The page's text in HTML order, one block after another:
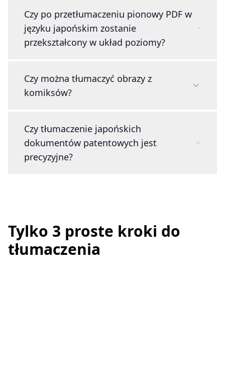
Czy po przetłumaczeniu pionowy PDF w
języku japońskim zostanie
przekształcony w układ poziomy?
Czy można tłumaczyć obrazy z
komiksów?
Czy tłumaczenie japońskich
dokumentów patentowych jest
precyzyjne?
Tylko 3 proste kroki do
tłumaczenia